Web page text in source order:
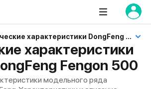
Технические характеристики DongFeng Fengon 500
характеристики
Fengon 500
модельного ряда